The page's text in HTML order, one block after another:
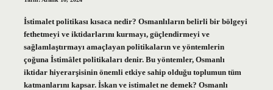
İstimalet politikası kısaca nedir? Osmanlıların belirli bir bölgeyi
fethetmeyi ve iktidarlarını kurmayı, güçlendirmeyi ve
sağlamlaştırmayı amaçlayan politikaların ve yöntemlerin
çoğuna İstimâlet politikaları denir. Bu yöntemler, Osmanlı
iktidar hiyerarşisinin önemli etkiye sahip olduğu toplumun tüm
katmanlarını kapsar. İskan ve istimalet ne demek? Osmanlı